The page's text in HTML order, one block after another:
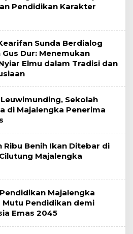
Pendidikan Karakter
Sunda Berdialog
Dur: Menemukan
Elmu dalam Tradisi dan
Leuwimunding, Sekolah
di Majalengka Penerima
Ribu Benih Ikan Ditebar di
Majalengka
Majalengka
Mutu Pendidikan demi
Emas 2045